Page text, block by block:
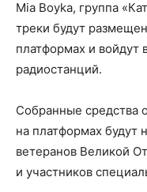
Mia Boyka, группа
треки будут
платформах и войдут
радиостанций.
Собранные средства
на платформах будут
ветеранов Великой
и участников